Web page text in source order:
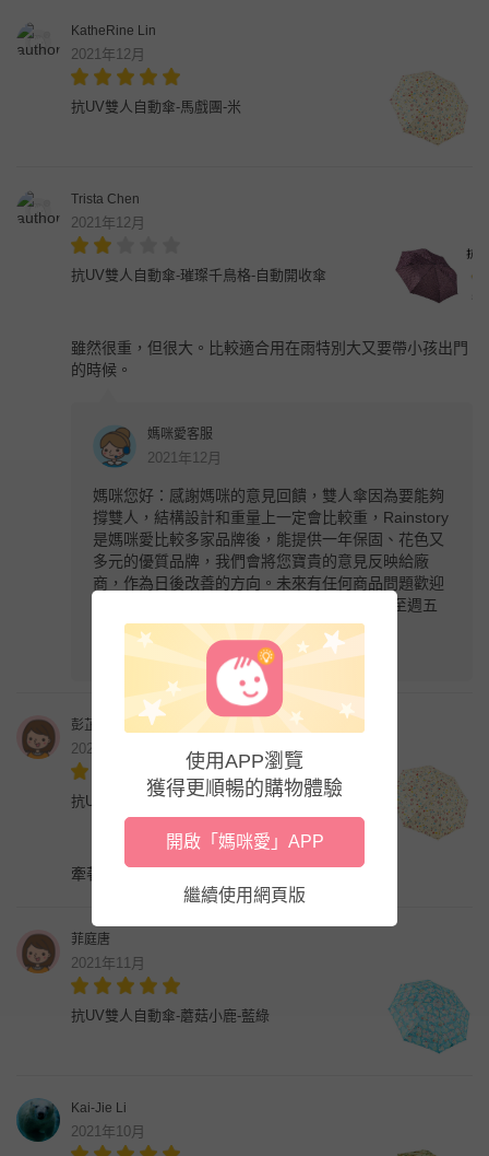
KatheRine Lin
2021年12月
抗UV雙人自動傘-馬戲團-米
Trista Chen
2021年12月
抗UV雙人自動傘-璀璨千鳥格-自動開收傘
雖然很重，但很大。比較適合用在雨特別大又要帶小孩出門
的時候。
媽咪愛客服
2021年12月
媽咪您好：感謝媽咪的意見回饋，雙人傘因為要能夠
撐雙人，結構設計和重量上一定會比較重，Rainstory
是媽咪愛比較多家品牌後，能提供一年保固、花色又
多元的優質品牌，我們會將您寶貴的意見反映給廠
商，作為日後改善的方向。未來有任何商品問題歡迎
與我們聯繫，謝謝您！媽咪愛服務時間: 週一至週五
9:30-12:00 14:00-18:00 LINE@客服 ID：
@mamilove
彭芷萱
2021年12月
抗UV雙人自動傘-馬戲團-米
牽著小孩不怕淋到雨了，圖樣可愛又實用～讚
菲庭唐
2021年11月
抗UV雙人自動傘-蘑菇小鹿-藍綠
Kai-Jie Li
2021年10月
使用APP瀏覽
獲得更順暢的購物體驗
開啟「媽咪愛」APP
繼續使用網頁版